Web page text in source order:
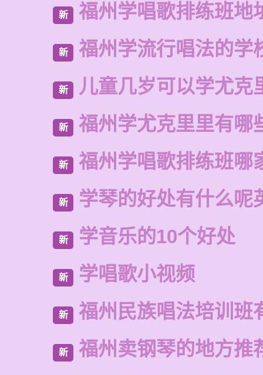
新 福州学唱歌排练班地
新 福州学流行唱法的学
新 儿童几岁可以学尤克
新 福州学尤克里里有哪
新 福州学唱歌排练班哪
新 学琴的好处有什么呢
新 学音乐的10个好处
新 学唱歌小视频
新 福州民族唱法培训班
新 福州卖钢琴的地方推